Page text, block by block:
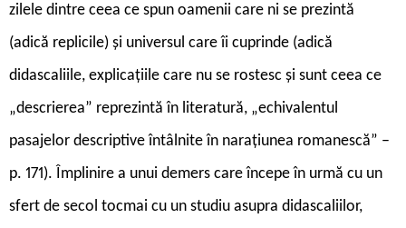
zilele dintre ceea ce spun oamenii care ni se prezintă
(adică replicile) și universul care îi cuprinde (adică
didascaliile, explicațiile care nu se rostesc și sunt ceea ce
„descrierea” reprezintă în literatură, „echivalentul
pasajelor descriptive întâlnite în narațiunea romanescă” –
p. 171). Împlinire a unui demers care începe în urmă cu un
sfert de secol tocmai cu un studiu asupra didascaliilor,